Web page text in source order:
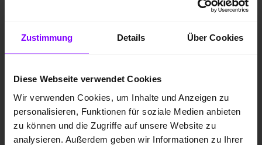
Zustimmung Details Über Cookies
Diese Webseite verwendet Cookies
Wir verwenden Cookies, um Inhalte und Anzeigen zu
personalisieren, Funktionen für soziale Medien anbieten
zu können und die Zugriffe auf unsere Website zu
analysieren. Außerdem geben wir Informationen zu Ihrer
KLIMATISIERUNG WINTER
UPE: 85.245,00 EUR
Preis inkl. MwSt.
76.960,00 EUR
Preisvorteil: 8.285,00 EUR